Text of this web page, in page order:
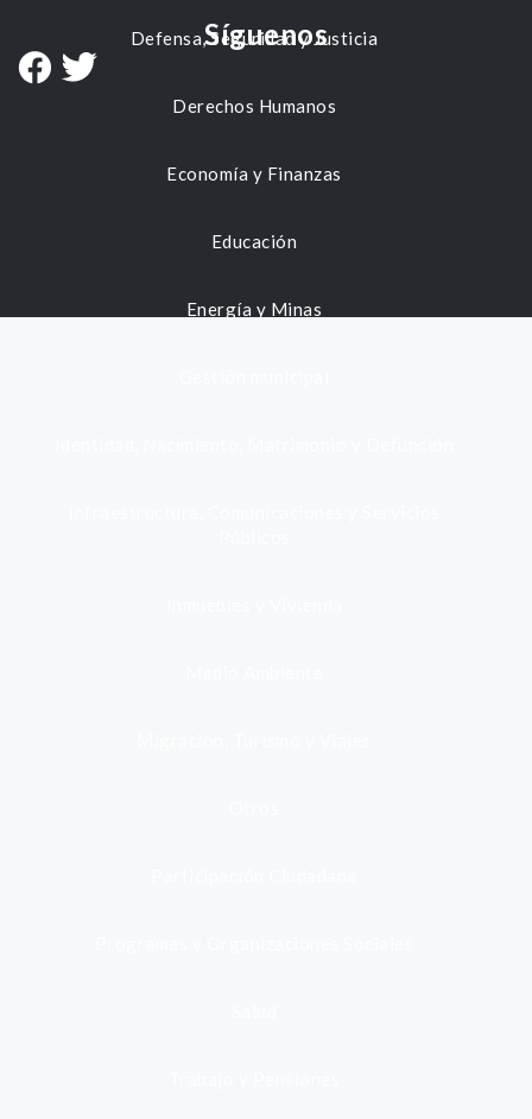
Defensa, Seguridad y Justicia
Derechos Humanos
Economía y Finanzas
Educación
Energía y Minas
Síguenos